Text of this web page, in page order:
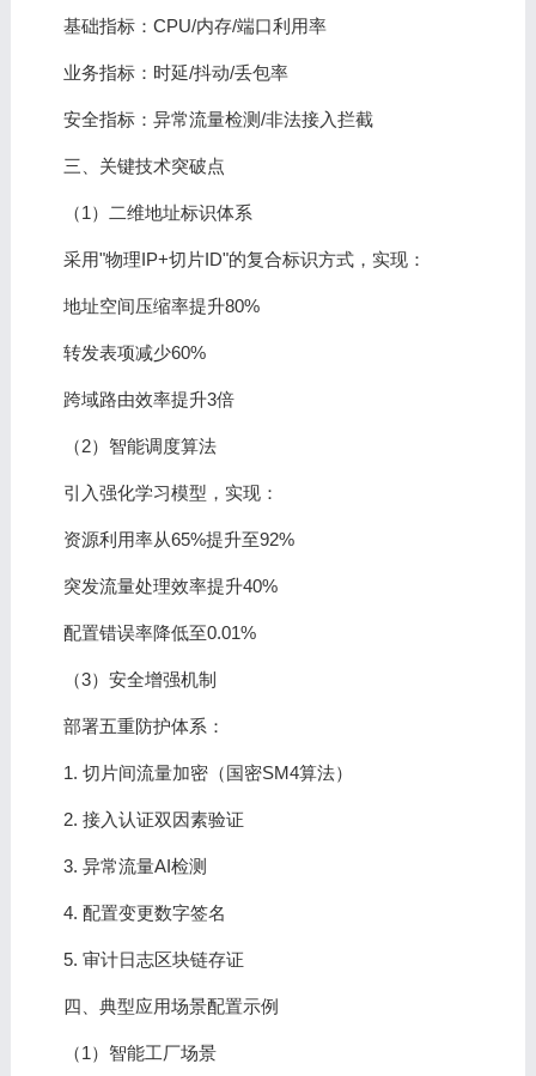
基础指标：CPU/内存/端口利用率
业务指标：时延/抖动/丢包率
安全指标：异常流量检测/非法接入拦截
三、关键技术突破点
（1）二维地址标识体系
采用"物理IP+切片ID"的复合标识方式，实现：
地址空间压缩率提升80%
转发表项减少60%
跨域路由效率提升3倍
（2）智能调度算法
引入强化学习模型，实现：
资源利用率从65%提升至92%
突发流量处理效率提升40%
配置错误率降低至0.01%
（3）安全增强机制
部署五重防护体系：
1. 切片间流量加密（国密SM4算法）
2. 接入认证双因素验证
3. 异常流量AI检测
4. 配置变更数字签名
5. 审计日志区块链存证
四、典型应用场景配置示例
（1）智能工厂场景